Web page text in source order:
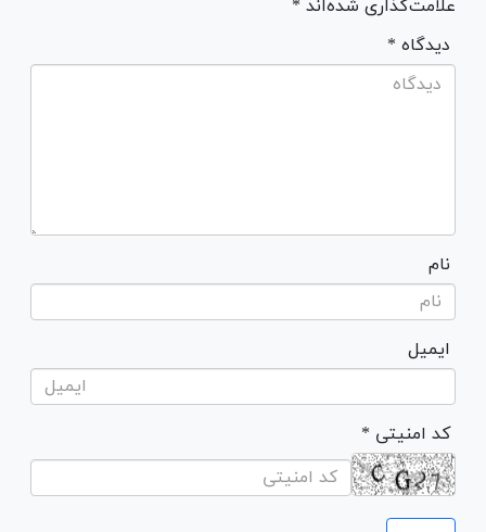
علامت‌گذاری شده‌اند *
* دیدگاه
نام
ایمیل
* کد امنیتی